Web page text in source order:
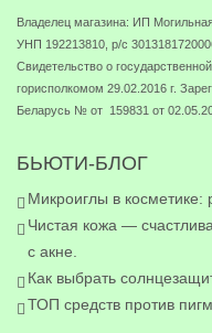
Владелец магазина: ИП
УНП 192213810, р/с
Свидетельство о
горисполкомом 29.02.2016 г.
Беларусь № от 159831 от
БЬЮТИ-БЛОГ
Микроиглы в косметике:
Чистая кожа —
с акне.
Как выбрать
ТОП средств против